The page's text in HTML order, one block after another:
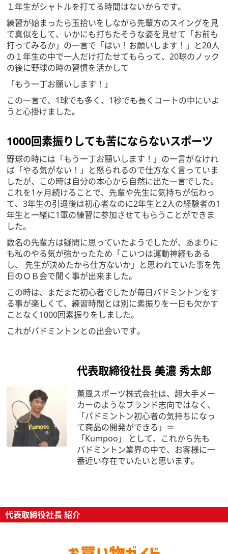
１年生がシャトルを打てる時間はないからです。
練習が始まったら玉拾いをしながら先輩方のスイングを見
て真似をして、いかにも打ちたそうな姿を見せて「お前も
打ってみるか」の一言で「はい！お願いします！」と20人
の１年生の中で一人だけ打たせてもらって、20球のノック
の後に野球の時の習慣を活かして
「もう一丁お願いします！」
この一言で、1球でも多く、1秒でも長くコートの中にいよ
うと心掛けました。
1000回素振りしても苦にならないスポーツ
野球の時には「もう一丁お願いします！」の一言がなけれ
ば「やる気がない！」と怒られるので仕方なく言っていま
したが、この時は自分の本心から自然に出た一言でした。
これを1ヶ月続けることで、先輩や先生に気持ちが伝わっ
て、3年生の引退後は初心者なのに2年生と2人の経験者の1
年生と一緒に1軍の練習に参加させてもらうことができま
した。
数名の先輩方は疑問に思っていたようでしたが、あまりに
も私のやる気が強かったため「こいつは運動神経もある
し、 先生が決めたから仕方ないか」と思われていた事を先
日のＯＢ会で聞く事が出来ました。
この時は、まだまだ初心者でしたが毎日バドミントンをす
る事が楽しくて、練習時間とは別に素振りを一日も欠かす
ことなく1000回素振りをしました。
これがバドミントンとの出会いです。
代表取締役社長 美濃 秀太郎
薫風スポーツ株式会社は、超大手メー
カーのようなブランド志向ではなく、
「バドミントン初心者の気持ちになっ
て商品の開発ができる」＝
「Kumpoo」 として、これから先も
バドミントン業界の中で、お客様に一
番近い存在でいたいと思います。
代表取締役社長 紹介